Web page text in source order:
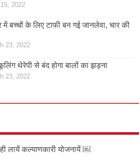
2022
में बच्चों के लिए टाफी बन गई जानलेवा, चार की
23, 2022
थेरेपी से बंद होगा बालों का झड़ना
23, 2022
लायें कल्याणकारी योजनायें ￼